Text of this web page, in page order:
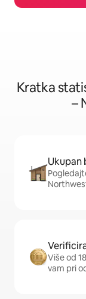
Kratka
–
Ukupan
Više od
vam pri